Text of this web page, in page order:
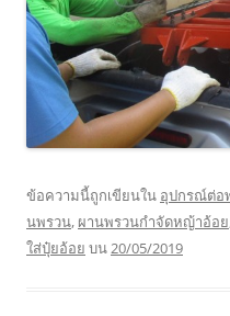
ข้อความนี้ถูกเขียนใน อุปกรณ์ต่อ
นพรวน, ผานพรวนกำจัดหญ้าอ้อย
ใส่ปุ๋ยอ้อย บน20/05/2019